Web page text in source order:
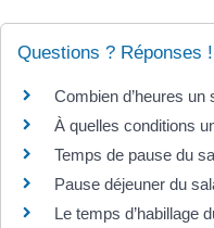
Questions ? Réponses !
Combien d’heures
À quelles conditions
Temps de pause du
Pause déjeuner du
Le temps d’habillage